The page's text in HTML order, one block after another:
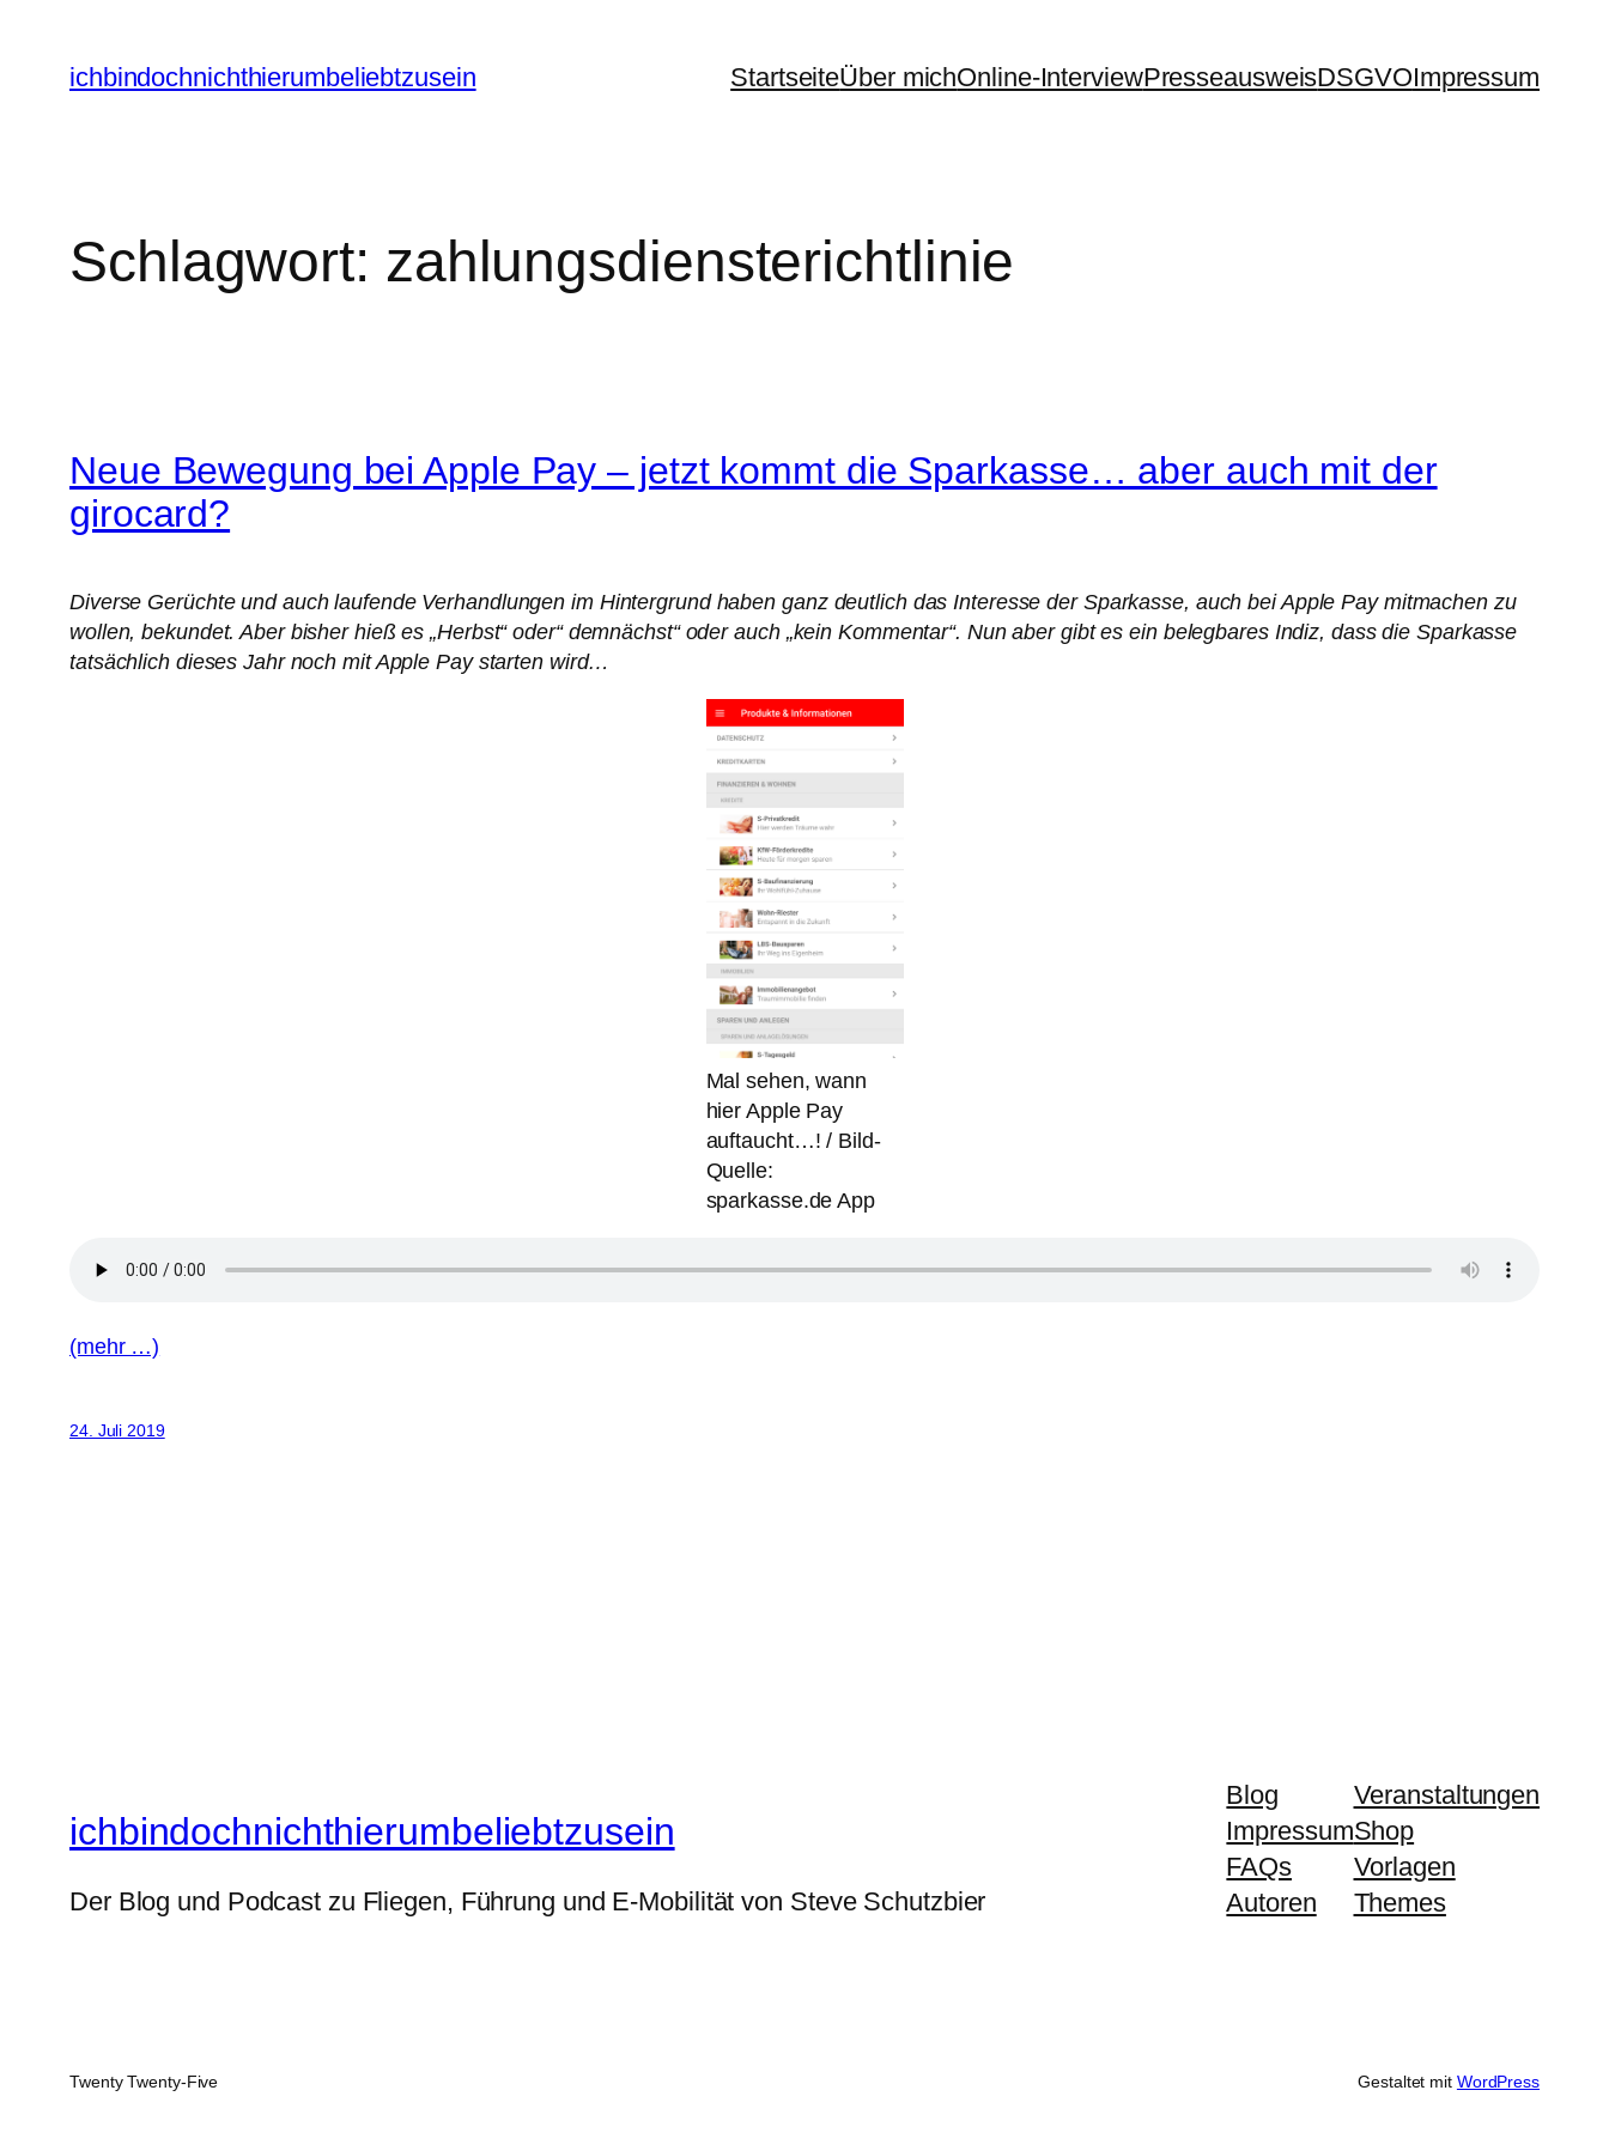
Inhalt
springen
ichbindochnichthierumbeliebtzusein StartseiteÜber michOnline-InterviewPresseausweisDSGVOImpressum
Schlagwort: zahlungsdiensterichtlinie
Neue Bewegung bei Apple Pay – jetzt kommt die Sparkasse… aber auch mit der
girocard?
Diverse Gerüchte und auch laufende Verhandlungen im Hintergrund haben ganz deutlich das Interesse der Sparkasse, auch bei Apple Pay mitmachen zu
wollen, bekundet. Aber bisher hieß es „Herbst“ oder“ demnächst“ oder auch „kein Kommentar“. Nun aber gibt es ein belegbares Indiz, dass die Sparkasse
tatsächlich dieses Jahr noch mit Apple Pay starten wird…
Mal sehen, wann
hier Apple Pay
auftaucht…! / Bild-
Quelle:
sparkasse.de App
(mehr …)
24. Juli 2019
ichbindochnichthierumbeliebtzusein
Der Blog und Podcast zu Fliegen, Führung und E-Mobilität von Steve Schutzbier
Blog
Impressum
FAQs
Autoren
Veranstaltungen
Shop
Vorlagen
Themes
Twenty Twenty-Five Gestaltet mit WordPress